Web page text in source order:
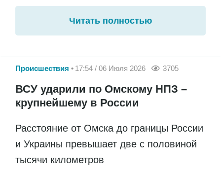
Читать полностью
Происшествия 17:54 / 06 Июля 2026 3705
ВСУ ударили по Омскому НПЗ –
крупнейшему в России
Расстояние от Омска до границы России
и Украины превышает две с половиной
тысячи километров